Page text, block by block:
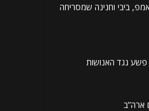
ביבי וחנינה שמסריחה
פשע נגד האנושות
ארה”ב